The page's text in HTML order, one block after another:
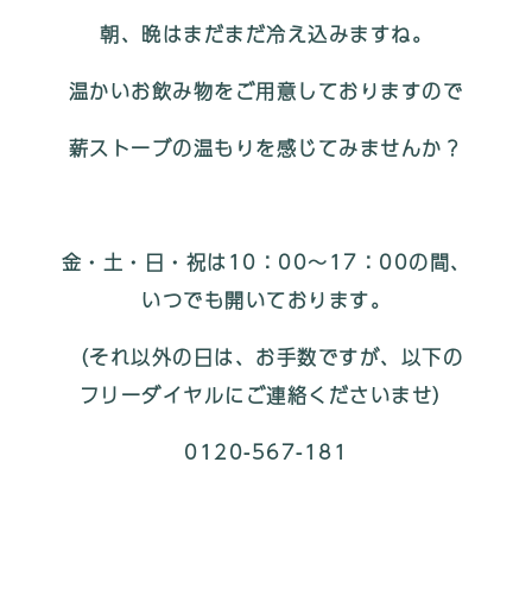
朝、晩はまだまだ冷え込みますね。
温かいお飲み物をご用意しておりますので
薪ストーブの温もりを感じてみませんか？
金・土・日・祝は10：00～17：00の間、
いつでも開いております。
（それ以外の日は、お手数ですが、以下の
フリーダイヤルにご連絡くださいませ）
0120-567-181